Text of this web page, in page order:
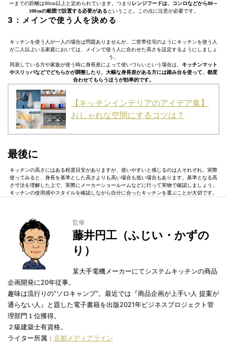
ーまでの距離は80cm以上と定められています。つまり レンジフードは、コンロなどから80～
100㎝の範囲で設置する必要があるということ。この点に注意が必要です。
3：メインで使う人を決める
キッチンを使う人が一人の場合は問題ありませんが、二世帯住宅のようにキッチンを使う人
が二人以上いる家庭においては、メインで使う人に合わせた高さを設定するようにしましょ
う。
同居している方や家族が使う時に身長差によって使いづらいという場合は、 キッチンマット
やスリッパなどでどちらかが調整したり、大幅な身長差がある方には踏み台を使って、都度
合わせてもらうほうが効率的です。
【キッチンインテリアのアイデア集】
おしゃれな空間にするコツは？
最後に
キッチンの高さにはある程度目安がありますが、使いやすいと感じるのは人それぞれ。実際
使ってみると、身長を基準とした高さよりも高い場合も低い場合もあります。基準となる高
さ寸法を理解した上で、実際にメーカーショールームなどに行って実物で確認しましょう。
キッチンの使用感やスタイルを確認しながら自分に合ったキッチンを選ぶことが大切です。
監修
藤井円工（ふじい・かずの
り）
某大手電機メーカーにてシステムキッチンの商品
企画開発に20年従事。
趣味は流行りの“ソロキャンプ”。最近では『商品企画が上手い人 提案が
通らない人』と題した電子書籍を出版2021年ビジネスプロジェクト管
理部門１位獲得。
２級建築士有資格。
ライター所属： 京都メディアライン